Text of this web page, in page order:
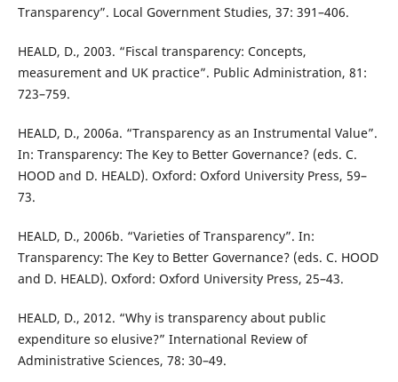
Transparency”. Local Government Studies, 37: 391–406.
HEALD, D., 2003. “Fiscal transparency: Concepts,
measurement and UK practice”. Public Administration, 81:
723–759.
HEALD, D., 2006a. “Transparency as an Instrumental Value”.
In: Transparency: The Key to Better Governance? (eds. C.
HOOD and D. HEALD). Oxford: Oxford University Press, 59–
73.
HEALD, D., 2006b. “Varieties of Transparency”. In:
Transparency: The Key to Better Governance? (eds. C. HOOD
and D. HEALD). Oxford: Oxford University Press, 25–43.
HEALD, D., 2012. “Why is transparency about public
expenditure so elusive?” International Review of
Administrative Sciences, 78: 30–49.